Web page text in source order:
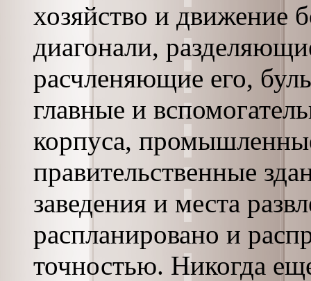
хозяйство и движение
диагонали,
расчленяющие его,
главные и
корпуса,
правительственные
заведения и места
распланировано и
точностью. Никогда